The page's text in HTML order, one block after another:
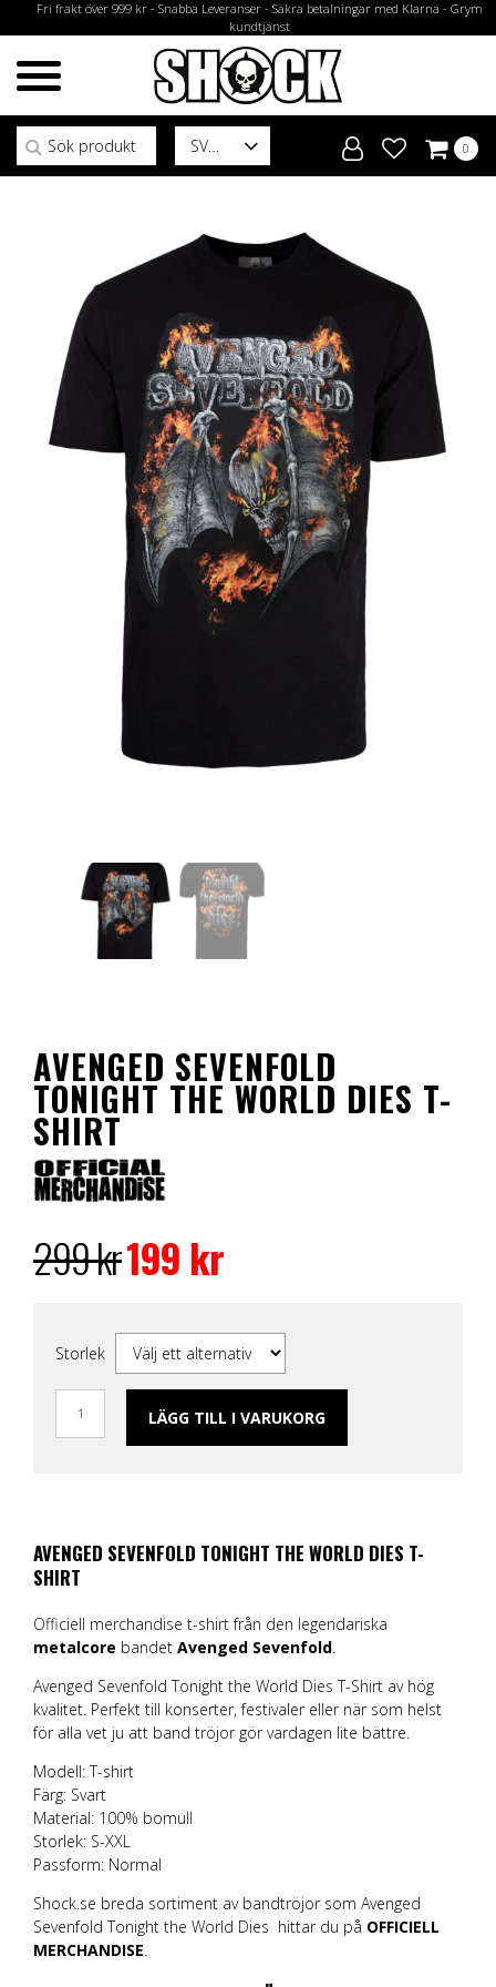
Fri frakt över 999 kr - Snabba Leveranser - Säkra betalningar med Klarna - Grym
kundtjänst
SV
Sök efter:
0
AVENGED SEVENFOLD
TONIGHT THE WORLD DIES T-
SHIRT
299kr
priset
199 krpriset
Storlek
LÄGG TILL I VARUKORG
AVENGED SEVENFOLD TONIGHT THE WORLD DIES T-
SHIRT
Officiell merchandise t-shirt från den legendariska
metalcore bandet Avenged Sevenfold.
Avenged Sevenfold Tonight the World Dies T-Shirt av hög
kvalitet. Perfekt till konserter, festivaler eller när som helst
för alla vet ju att band tröjor gör vardagen lite bättre.
Modell: T-shirt
Färg: Svart
Material: 100% bomull
Storlek: S-XXL
Passform: Normal
Shock.se breda sortiment av bandtröjor som Avenged
Sevenfold Tonight the World Dies hittar du på OFFICIELL
MERCHANDISE.